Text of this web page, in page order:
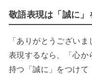
敬語表現は「誠に」
「ありがとうござい
表現するなら、「心か
持つ「誠に」をつけて